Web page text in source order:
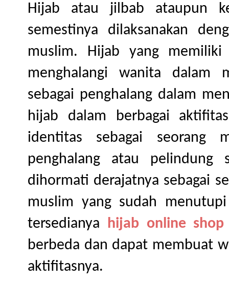
Hijab atau jilbab ataupun
semestinya dilaksanakan
muslim. Hijab yang
menghalangi wanita dalam
sebagai penghalang dalam
hijab dalam berbagai
identitas sebagai seorang
penghalang atau pelindung
dihormati derajatnya sebagai
muslim yang sudah
tersedianya hijab online shop
berbeda dan dapat membuat
aktifitasnya.